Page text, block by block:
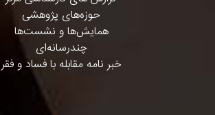
حوزه‌های پژوهشی
همایش‌ها و نشست‌ها
چندرسانه‌ای
خبر نامه مقابله با فساد و فقر